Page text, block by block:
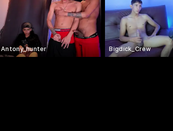
Antony_hunter Bigdick_Crew